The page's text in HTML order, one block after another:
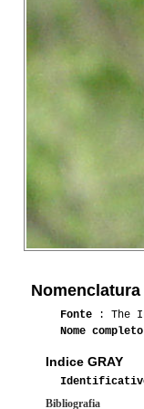
Nomenclatura
Fonte : The
Nome completo
Indice GRAY
Bibliografia